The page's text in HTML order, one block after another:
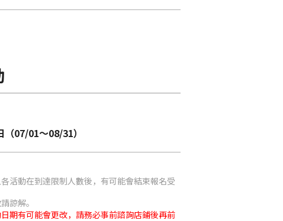
07/01～08/31）
活動在到達限制人數後，有可能會結束報名受
諒解。
期有可能會更改，請務必事前諮詢店鋪後再前